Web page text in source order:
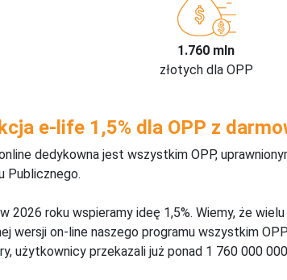
1.760 mln
złotych dla OPP
e-life 1,5% dla OPP z
dedykowna jest wszystkim OPP,
Publicznego.
2026 roku wspieramy ideę 1,5%. Wiemy, że
wersji on-line naszego programu wszystkim
użytkownicy przekazali już ponad 1 760 000